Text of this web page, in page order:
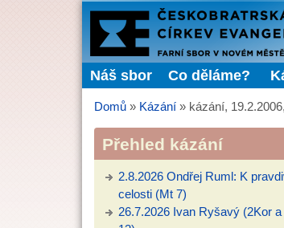
FARNÍ
SBOR
ČCE
Hlavní menu
Náš sbor Co děláme?
Jste zde
Domů » Kázání » kázání,
Přehled kázání
2.8.2026 Ondřej Ruml: K
celosti (Mt 7)
26.7.2026 Ivan Ryšavý (2Kor